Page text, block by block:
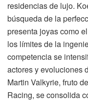
residencias de lujo.
búsqueda de la
presenta joyas como
los límites de la
competencia se
actores y evoluciones
Martin Valkyrie, fruto
Racing, se consolida